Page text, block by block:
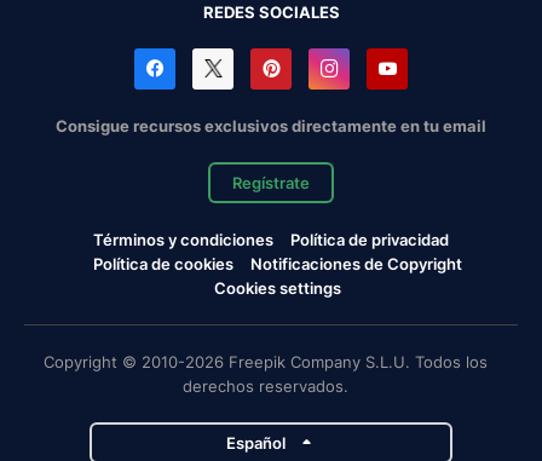
REDES SOCIALES
Consigue recursos exclusivos directamente en tu email
Regístrate
Términos y condiciones
Política de privacidad
Política de cookies
Notificaciones de Copyright
Cookies settings
Copyright © 2010-2026 Freepik Company S.L.U. Todos los
derechos reservados.
Español